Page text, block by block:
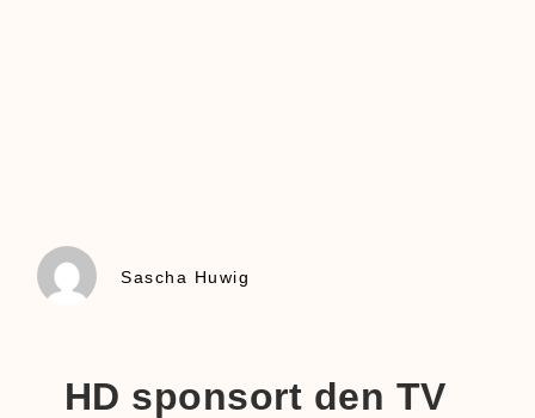
Sascha Huwig
HD sponsort den TV